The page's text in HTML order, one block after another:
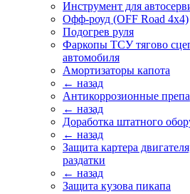
Инструмент для
Офф-роуд (OFF Road 4x4)
Подогрев руля
Фаркопы ТСУ тягово
автомобиля
Амортизаторы капота
← назад
Антикоррозионные
← назад
Доработка штатного
← назад
Защита картера
раздатки
← назад
Защита кузова пикапа